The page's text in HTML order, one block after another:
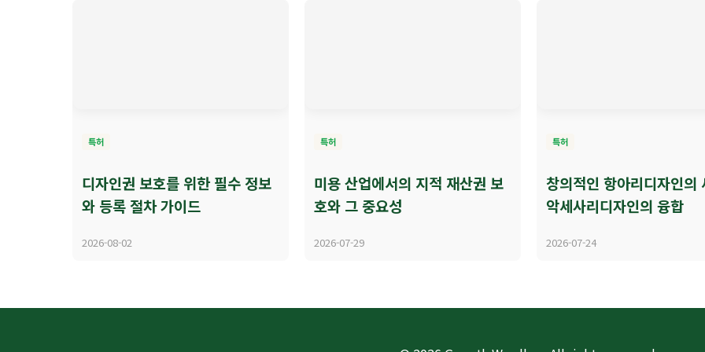
특허
디자인권 보호를 위한 필수 정보
와 등록 절차 가이드
2026-08-02
특허
미용 산업에서의 지적 재산권 보
호와 그 중요성
2026-07-29
특허
창의적인 항아리디자인의
악세사리디자인의 융합
2026-07-24